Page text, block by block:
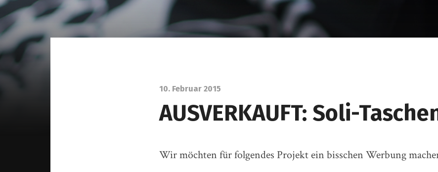
10. Februar 2015
AUSVERKAUFT: Soli-
Wir möchten für folgendes Projekt ein bisschen Werbung